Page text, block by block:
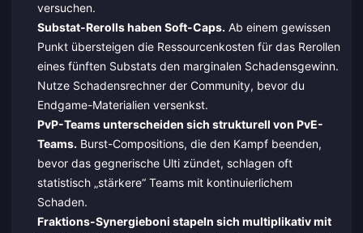
versuchen.
Substat-Rerolls haben Soft-Caps. Ab einem gewissen
Punkt übersteigen die Ressourcenkosten für das Rerollen
eines fünften Substats den marginalen Schadensgewinn.
Nutze Schadensrechner der Community, bevor du
Endgame-Materialien versenkst.
PvP-Teams unterscheiden sich strukturell von PvE-
Teams. Burst-Compositions, die den Kampf beenden,
bevor das gegnerische Ulti zündet, schlagen oft
statistisch „stärkere“ Teams mit kontinuierlichem
Schaden.
Fraktions-Synergieboni stapeln sich multiplikativ mit